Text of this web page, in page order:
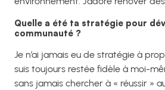
Quelle a été ta stratégie pour
communauté ?
Je n’ai jamais eu de stratégie à
suis toujours restée fidèle à moi-
sans jamais chercher à « réussir »